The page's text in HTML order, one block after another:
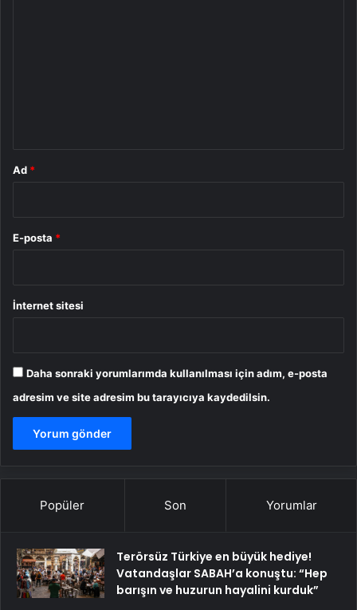
Ad *
E-posta *
İnternet sitesi
Daha sonraki yorumlarımda kullanılması için adım, e-posta
adresim ve site adresim bu tarayıcıya kaydedilsin.
Popüler Son Yorumlar
Terörsüz Türkiye en büyük hediye!
Vatandaşlar SABAH’a konuştu: “Hep
barışın ve huzurun hayalini kurduk”